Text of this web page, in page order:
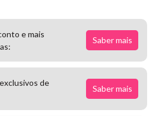
e mais
Saber mais
de
Saber mais